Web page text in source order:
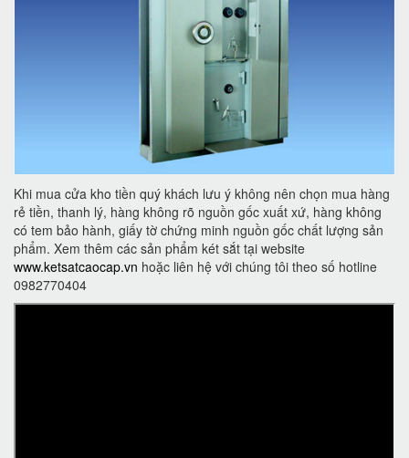
Khi mua cửa kho tiền quý khách lưu ý không nên chọn mua hàng
rẻ tiền, thanh lý, hàng không rõ nguồn gốc xuất xứ, hàng không
có tem bảo hành, giấy tờ chứng minh nguồn gốc chất lượng sản
phẩm. Xem thêm các sản phẩm két sắt tại website
www.ketsatcaocap.vn hoặc liên hệ với chúng tôi theo số hotline
0982770404